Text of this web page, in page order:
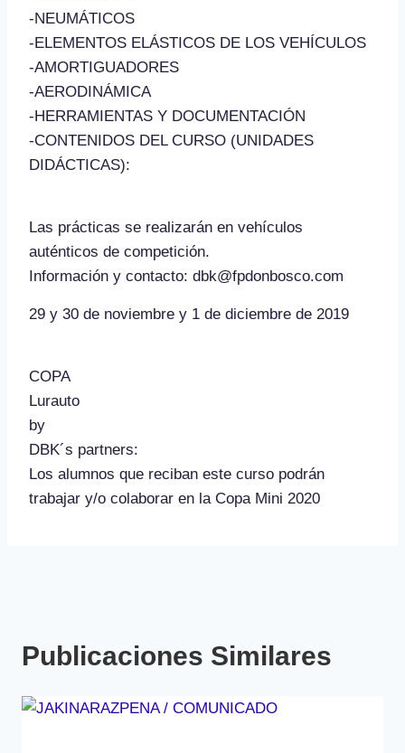
-NEUMÁTICOS
-ELEMENTOS ELÁSTICOS DE LOS VEHÍCULOS
-AMORTIGUADORES
-AERODINÁMICA
-HERRAMIENTAS Y DOCUMENTACIÓN
-CONTENIDOS DEL CURSO (UNIDADES
DIDÁCTICAS):
Las prácticas se realizarán en vehículos
auténticos de competición.
Información y contacto: dbk@fpdonbosco.com
29 y 30 de noviembre y 1 de diciembre de 2019
COPA
Lurauto
by
DBK´s partners:
Los alumnos que reciban este curso podrán
trabajar y/o colaborar en la Copa Mini 2020
Publicaciones Similares